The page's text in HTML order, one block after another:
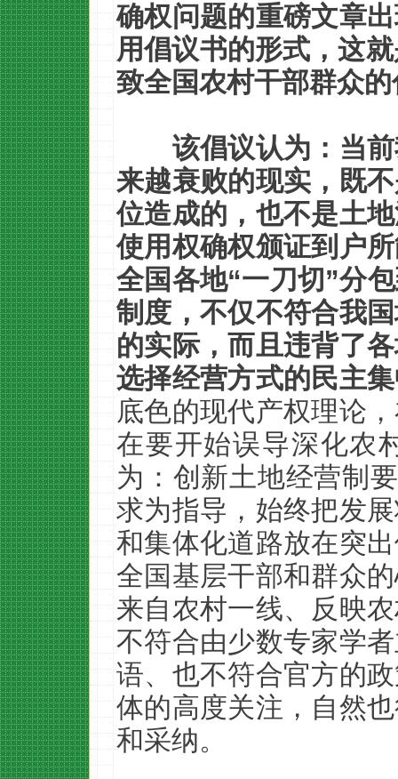
确权问题的重磅文章
用倡议书的形式，这
致全国农村干部群众
该倡议认为：当
来越衰败的现实，既
位造成的，也不是土
使用权确权颁证到户
全国各地“一刀切”分
制度，不仅不符合我
的实际，而且违背了
选择经营方式的民主
底色的现代产权理论
在要开始误导深化农
为：创新土地经营制
求为指导，始终把发
和集体化道路放在突
全国基层干部和群众
来自农村一线、反映
不符合由少数专家学
语、也不符合官方的
体的高度关注，自然
和采纳。